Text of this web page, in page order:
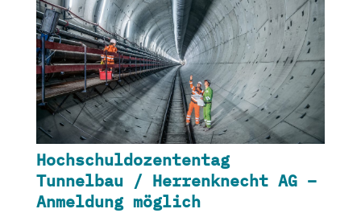
Hochschuldozententag
Tunnelbau / Herrenknecht AG –
Anmeldung möglich